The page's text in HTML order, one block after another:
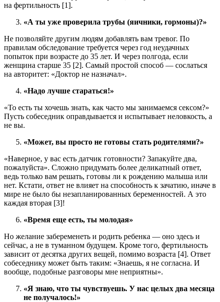
на фертильность [1].
«А ты уже проверила трубы (яичники, гормоны)?»
Не позволяйте другим людям добавлять вам тревог. По
правилам обследование требуется через год неудачных
попыток при возрасте до 35 лет. И через полгода, если
женщина старше 35 [2]. Самый простой способ — сослаться
на авторитет: «Доктор не назначал».
«Надо лучше стараться!»
«То есть ты хочешь знать, как часто мы занимаемся сексом?»
Пусть собеседник оправдывается и испытывает неловкость, а
не вы.
«Может, вы просто не готовы стать родителями?»
«Наверное, у вас есть датчик готовности? Запакуйте два,
пожалуйста». Сложно придумать более деликатный ответ,
ведь только вам решать, готовы ли к рождению малыша или
нет. Кстати, ответ не влияет на способность к зачатию, иначе в
мире не было бы незапланированных беременностей. А это
каждая вторая [3]!
«Время еще есть, ты молодая»
Но желание забеременеть и родить ребенка — оно здесь и
сейчас, а не в туманном будущем. Кроме того, фертильность
зависит от десятка других вещей, помимо возраста [4]. Ответ
собеседнику может быть таким: «Знаешь, я не согласна. И
вообще, подобные разговоры мне неприятны».
«Я знаю, что ты чувствуешь. У нас целых два месяца
не получалось!»